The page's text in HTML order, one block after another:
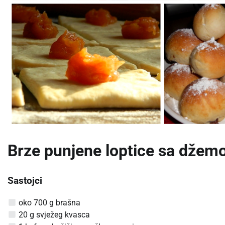
Brze punjene loptice sa
Sastojci
oko 700 g brašna
20 g svježeg kvasca